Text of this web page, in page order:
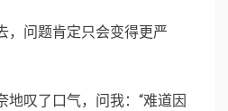
，问题肯定只会变得更严
地叹了口气，问我：“难道因